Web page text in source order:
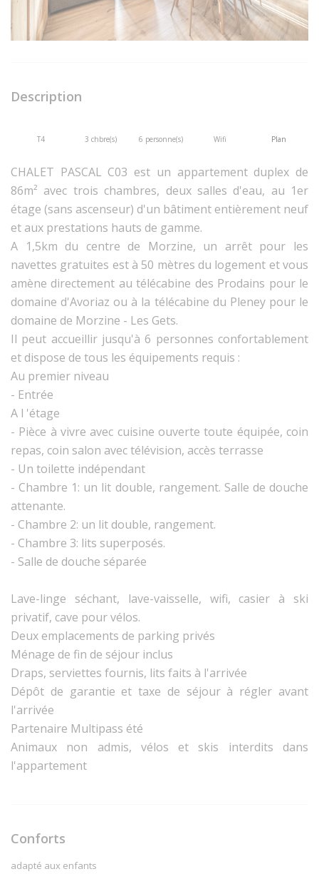
Description
T4 3 chbre(s) 6 personne(s) Wifi Plan
CHALET PASCAL C03 est un appartement duplex de
86m² avec trois chambres, deux salles d'eau, au 1er
étage (sans ascenseur) d'un bâtiment entièrement neuf
et aux prestations hauts de gamme.
A 1,5km du centre de Morzine, un arrêt pour les
navettes gratuites est à 50 mètres du logement et vous
amène directement au télécabine des Prodains pour le
domaine d'Avoriaz ou à la télécabine du Pleney pour le
domaine de Morzine - Les Gets.
Il peut accueillir jusqu'à 6 personnes confortablement
et dispose de tous les équipements requis :
Au premier niveau
- Entrée
A l 'étage
- Pièce à vivre avec cuisine ouverte toute équipée, coin
repas, coin salon avec télévision, accès terrasse
- Un toilette indépendant
- Chambre 1: un lit double, rangement. Salle de douche
attenante.
- Chambre 2: un lit double, rangement.
- Chambre 3: lits superposés.
- Salle de douche séparée
Lave-linge séchant, lave-vaisselle, wifi, casier à ski
privatif, cave pour vélos.
Deux emplacements de parking privés
Ménage de fin de séjour inclus
Draps, serviettes fournis, lits faits à l'arrivée
Dépôt de garantie et taxe de séjour à régler avant
l'arrivée
Partenaire Multipass été
Animaux non admis, vélos et skis interdits dans
l'appartement
Conforts
adapté aux enfants